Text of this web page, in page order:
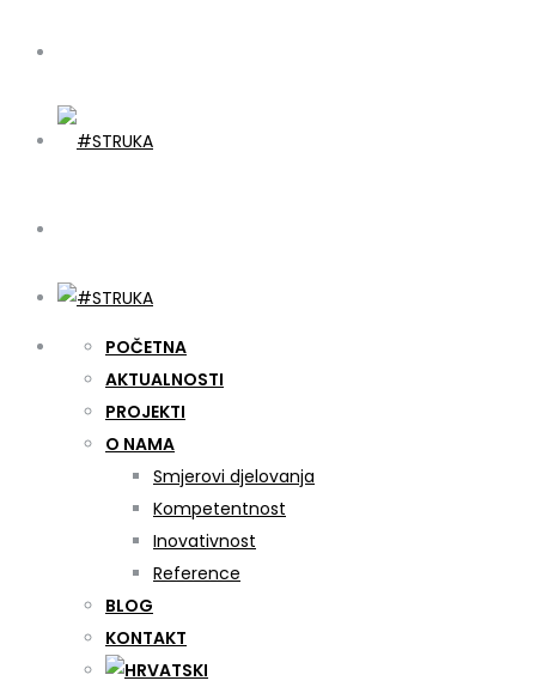
POČETNA
AKTUALNOSTI
PROJEKTI
O NAMA
Smjerovi djelovanja
Kompetentnost
Inovativnost
Reference
BLOG
KONTAKT